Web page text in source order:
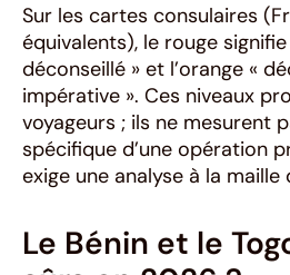
Sur les cartes consulaires
équivalents), le rouge
déconseillé » et l’orange «
impérative ». Ces niveaux
voyageurs ; ils ne mesurent
spécifique d’une opération
exige une analyse à la maille
Le Bénin et le